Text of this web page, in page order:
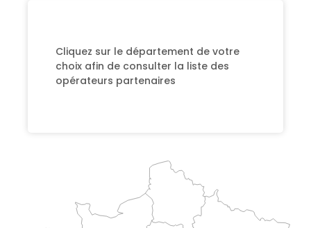
Cliquez sur le département de votre
choix afin de consulter la liste des
opérateurs partenaires